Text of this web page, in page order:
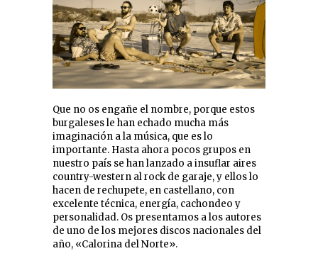
Que no os engañe el nombre, porque estos
burgaleses le han echado mucha más
imaginación a la música, que es lo
importante. Hasta ahora pocos grupos en
nuestro país se han lanzado a insuflar aires
country-western al rock de garaje, y ellos lo
hacen de rechupete, en castellano, con
excelente técnica, energía, cachondeo y
personalidad. Os presentamos a los autores
de uno de los mejores discos nacionales del
año, «Calorina del Norte».